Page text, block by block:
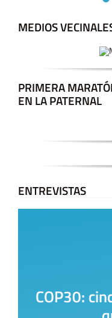
MEDIOS
PRIMERA
EN LA PATERNAL
ENTREVISTAS
La